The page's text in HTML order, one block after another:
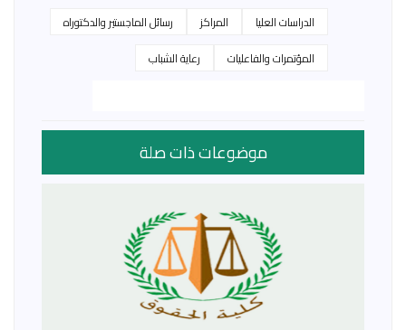
الدراسات العليا
المراكز
رسائل الماجستير والدكتوراه
المؤتمرات والفاعليات
رعاية الشباب
موضوعات ذات صلة